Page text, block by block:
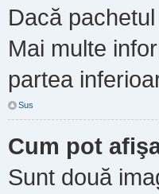
Dacă
Mai multe
partea
Sus
Cum pot
Sunt două